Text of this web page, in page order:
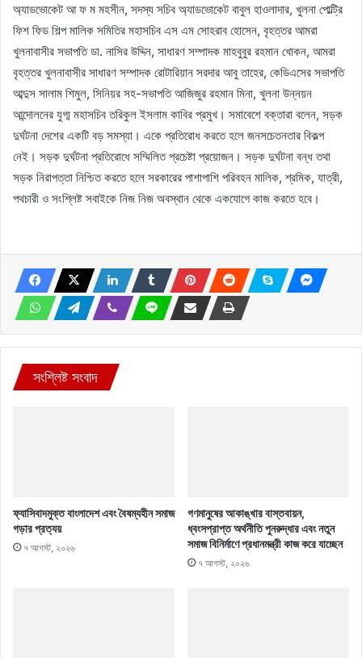
অ্যাডভোকেট আ ফ ম মহসীন, সদস্য সচিব অ্যাডভোকেট বাবুল হাওলাদার, খুলনা পোল্ট্রি
ফিশ ফিড শিল্প মালিক সমিতির মহাসচিব এস এম সোহরাব হোসেন, বৃহত্তর আমরা
খুলনাবাসীর সভাপতি ডা. নাসির উদ্দিন, সাধারণ সম্পাদক মাহবুবুর রহমান খোকন, আমরা
বৃহত্তর খুলনাবাসীর সাধারণ সম্পাদক রোটারিয়ান সরদার আবু তাহের, কেডিএসের সভাপতি
আব্দুস সালাম শিমুল, সিনিয়র সহ-সভাপতি আজিজুর রহমান মিনা, খুলনা উন্নয়ন
আন্দোলনের যুগ্ম মহাসচিব তরিকুল ইসলাম কাবির প্রমুখ। সমাবেশে বক্তারা বলেন, সড়ক
দুর্ঘটনা দেশের একটি বড় সমস্যা। একে প্রতিরোধ করতে হলে জনসচেতনতার বিকল্প
নেই। সড়ক দুর্ঘটনা প্রতিরোধে সম্মিলিত প্রচেষ্টা প্রয়োজন। সড়ক দুর্ঘটনা বন্ধ তথা
সড়ক নিরাপত্তা নিশ্চিত করতে হলে সরকারের পাশাপাশি পরিবহন মালিক, শ্রমিক, যাত্রী,
পথচারী ও সংশ্লিষ্ট সবাইকে নিজ নিজ অবস্থান থেকে একযোগে কাজ করতে হবে।
সংশ্লিষ্ট সংবাদ
ফ্যাসিবাদমুক্ত বাংলাদেশ এবং বৈষম্যহীন সমাজ
গড়ার প্রত্যয়
৭ আগস্ট, ২০২৬
গণমানুষের আকাঙ্খার বাস্তবায়ন,
ধ্বংসপ্রাপ্ত অর্থনীতি পুনরুদ্ধার এবং নতুন
সমাজ বিনির্মাণে প্রধানমন্ত্রী কাজ করে যাচ্ছেন
৭ আগস্ট, ২০২৬